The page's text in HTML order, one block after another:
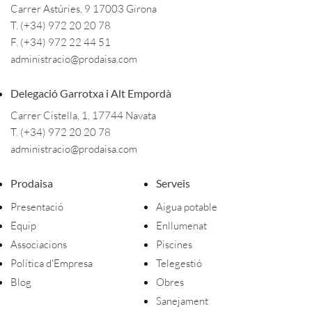
Carrer Astúries, 9 17003 Girona
T. (+34) 972 20 20 78
F. (+34) 972 22 44 51
administracio@prodaisa.com
Delegació Garrotxa i Alt Empordà
Carrer Cistella, 1, 17744 Navata
T. (+34) 972 20 20 78
administracio@prodaisa.com
Prodaisa
Presentació
Equip
Associacions
Política d'Empresa
Blog
Serveis
Aigua potable
Enllumenat
Piscines
Telegestió
Obres
Sanejament